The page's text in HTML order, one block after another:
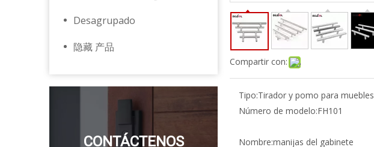
Desagrupado
隐藏 产品
CONTÁCTENOS
Compartir con:
Tipo:Tirador y pomo para muebles
Número de modelo:FH101
Nombre:manijas del gabinete